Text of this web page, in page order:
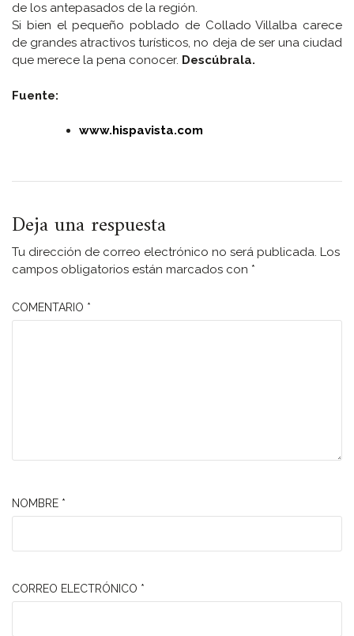
de los antepasados de la región.
Si bien el pequeño poblado de Collado Villalba carece
de grandes atractivos turísticos, no deja de ser una ciudad
que merece la pena conocer. Descúbrala.
Fuente:
www.hispavista.com
Deja una respuesta
Tu dirección de correo electrónico no será publicada. Los
campos obligatorios están marcados con *
COMENTARIO *
NOMBRE *
CORREO ELECTRÓNICO *